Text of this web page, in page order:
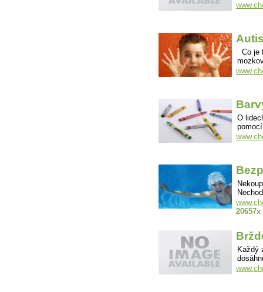
Co je
O
20657x
Každý